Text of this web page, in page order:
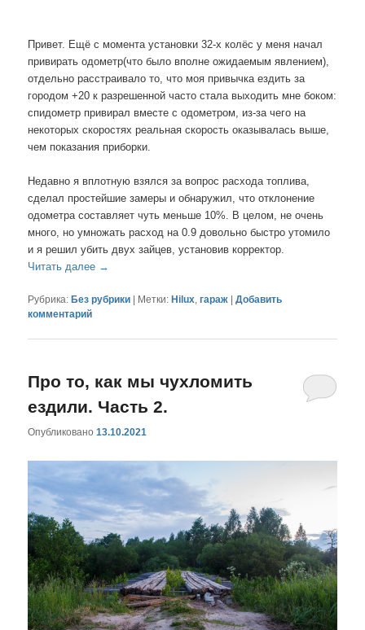
Привет. Ещё с момента установки 32-х колёс у меня начал
привирать одометр(что было вполне ожидаемым явлением),
отдельно расстраивало то, что моя привычка ездить за
городом +20 к разрешенной часто стала выходить мне боком:
спидометр привирал вместе с одометром, из-за чего на
некоторых скоростях реальная скорость оказывалась выше,
чем показания приборки.
Недавно я вплотную взялся за вопрос расхода топлива,
сделал простейшие замеры и обнаружил, что отклонение
одометра составляет чуть меньше 10%. В целом, не очень
много, но умножать расход на 0.9 довольно быстро утомило
и я решил убить двух зайцев, установив корректор.
Читать далее →
Рубрика: Без рубрики Метки: Hilux,гараж |Добавить
комментарий
Про то, как мы чухломить
ездили. Часть 2.
Опубликовано13.10.2021